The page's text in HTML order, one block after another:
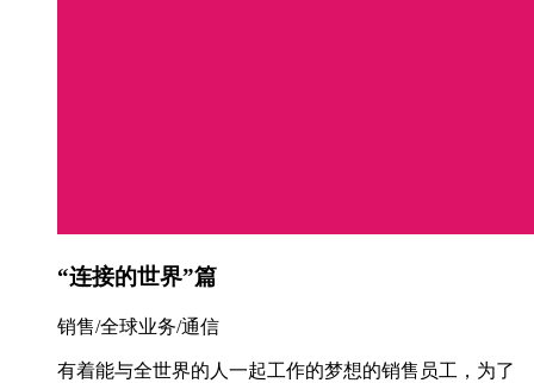
“连接的世界”篇
销售/全球业务/通信
有着能与全世界的人一起工作的梦想的销售员工，为了